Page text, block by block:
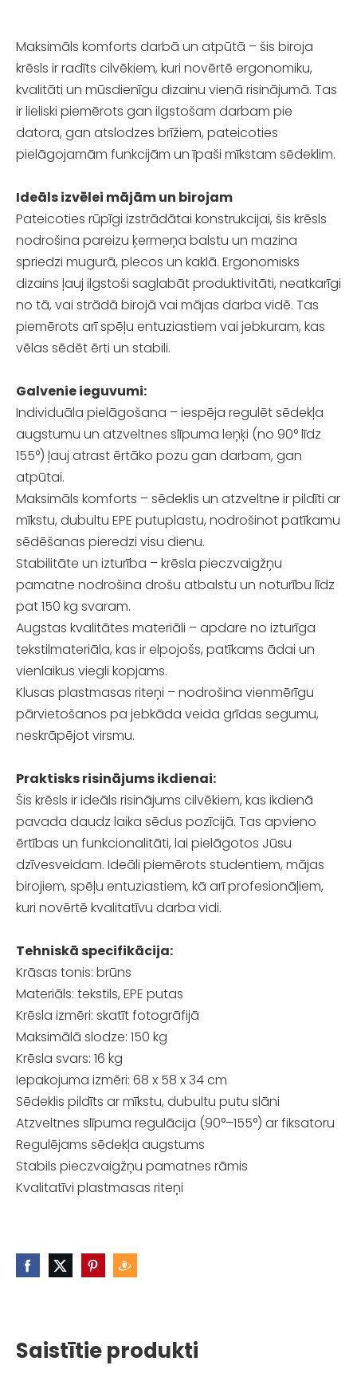
Maksimāls komforts darbā un atpūtā – šis biroja
krēsls ir radīts cilvēkiem, kuri novērtē ergonomiku,
kvalitāti un mūsdienīgu dizainu vienā risinājumā. Tas
ir lieliski piemērots gan ilgstošam darbam pie
datora, gan atslodzes brīžiem, pateicoties
pielāgojamām funkcijām un īpaši mīkstam sēdeklim.
Ideāls izvēlei mājām un birojam
Pateicoties rūpīgi izstrādātai konstrukcijai, šis krēsls
nodrošina pareizu ķermeņa balstu un mazina
spriedzi mugurā, plecos un kaklā. Ergonomisks
dizains ļauj ilgstoši saglabāt produktivitāti, neatkarīgi
no tā, vai strādā birojā vai mājas darba vidē. Tas
piemērots arī spēļu entuziastiem vai jebkuram, kas
vēlas sēdēt ērti un stabili.
Galvenie ieguvumi:
Individuāla pielāgošana – iespēja regulēt sēdekļa
augstumu un atzveltnes slīpuma leņķi (no 90° līdz
155°) ļauj atrast ērtāko pozu gan darbam, gan
atpūtai.
Maksimāls komforts – sēdeklis un atzveltne ir pildīti ar
mīkstu, dubultu EPE putuplastu, nodrošinot patīkamu
sēdēšanas pieredzi visu dienu.
Stabilitāte un izturība – krēsla pieczvaigžņu
pamatne nodrošina drošu atbalstu un noturību līdz
pat 150 kg svaram.
Augstas kvalitātes materiāli – apdare no izturīga
tekstilmateriāla, kas ir elpojošs, patīkams ādai un
vienlaikus viegli kopjams.
Klusas plastmasas riteņi – nodrošina vienmērīgu
pārvietošanos pa jebkāda veida grīdas segumu,
neskrāpējot virsmu.
Praktisks risinājums ikdienai:
Šis krēsls ir ideāls risinājums cilvēkiem, kas ikdienā
pavada daudz laika sēdus pozīcijā. Tas apvieno
ērtības un funkcionalitāti, lai pielāgotos Jūsu
dzīvesveidam. Ideāli piemērots studentiem, mājas
birojiem, spēļu entuziastiem, kā arī profesionāļiem,
kuri novērtē kvalitatīvu darba vidi.
Tehniskā specifikācija:
Krāsas tonis: brūns
Materiāls: tekstils, EPE putas
Krēsla izmēri: skatīt fotogrāfijā
Maksimālā slodze: 150 kg
Krēsla svars: 16 kg
Iepakojuma izmēri: 68 x 58 x 34 cm
Sēdeklis pildīts ar mīkstu, dubultu putu slāni
Atzveltnes slīpuma regulācija (90°–155°) ar fiksatoru
Regulējams sēdekļa augstums
Stabils pieczvaigžņu pamatnes rāmis
Kvalitatīvi plastmasas riteņi
Saistītie produkti